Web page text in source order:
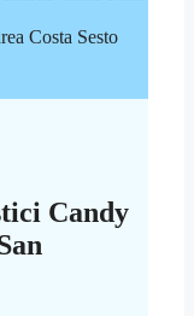
Costa Sesto
Candy